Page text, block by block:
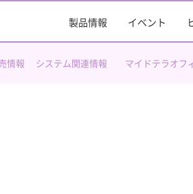
製品情報 イベント
情報 システム関連情報 マイドテラオフ